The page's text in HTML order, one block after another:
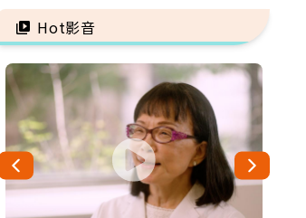
Hot影音